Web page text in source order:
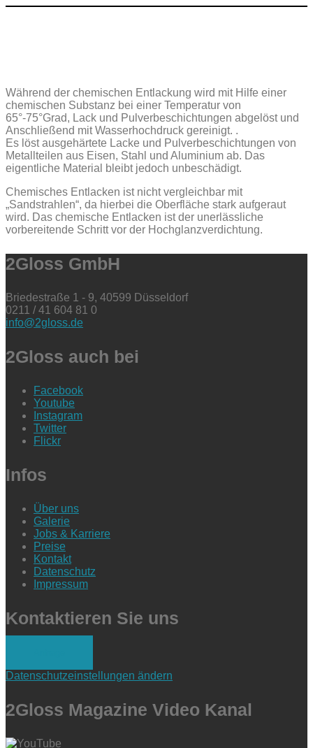
Während der chemischen Entlackung wird mit Hilfe einer
chemischen Substanz bei einer Temperatur von
65°-75°Grad, Lack und Pulverbeschichtungen abgelöst und
Anschließend mit Wasserhochdruck gereinigt. .
Es löst ausgehärtete Lacke und Pulverbeschichtungen von
Metallteilen aus Eisen, Stahl und Aluminium ab. Das
eigentliche Material bleibt jedoch unbeschädigt.
Chemisches Entlacken ist nicht vergleichbar mit
„Sandstrahlen“, da hierbei die Oberfläche stark aufgeraut
wird. Das chemische Entlacken ist der unerlässliche
vorbereitende Schritt vor der Hochglanzverdichtung.
2Gloss GmbH
Briedestraße 1 - 9, 40599 Düsseldorf
0211 / 41 604 81 0
info@2gloss.de
2Gloss auch bei
Facebook
Youtube
Instagram
Twitter
Flickr
Infos
Über uns
Galerie
Jobs & Karriere
Preise
Kontakt
Datenschutz
Impressum
Kontaktieren Sie uns
Datenschutzeinstellungen ändern
2Gloss Magazine Video Kanal